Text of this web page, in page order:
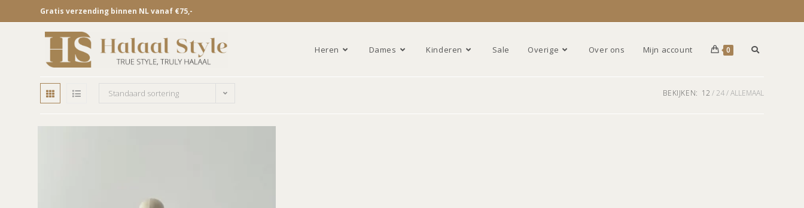
Gratis verzending binnen NL vanaf €75,-
Heren Dames Kinderen Sale Overige Over ons Mijn account 0
Standaard sortering BEKIJKEN: 12 24 ALLEMAAL